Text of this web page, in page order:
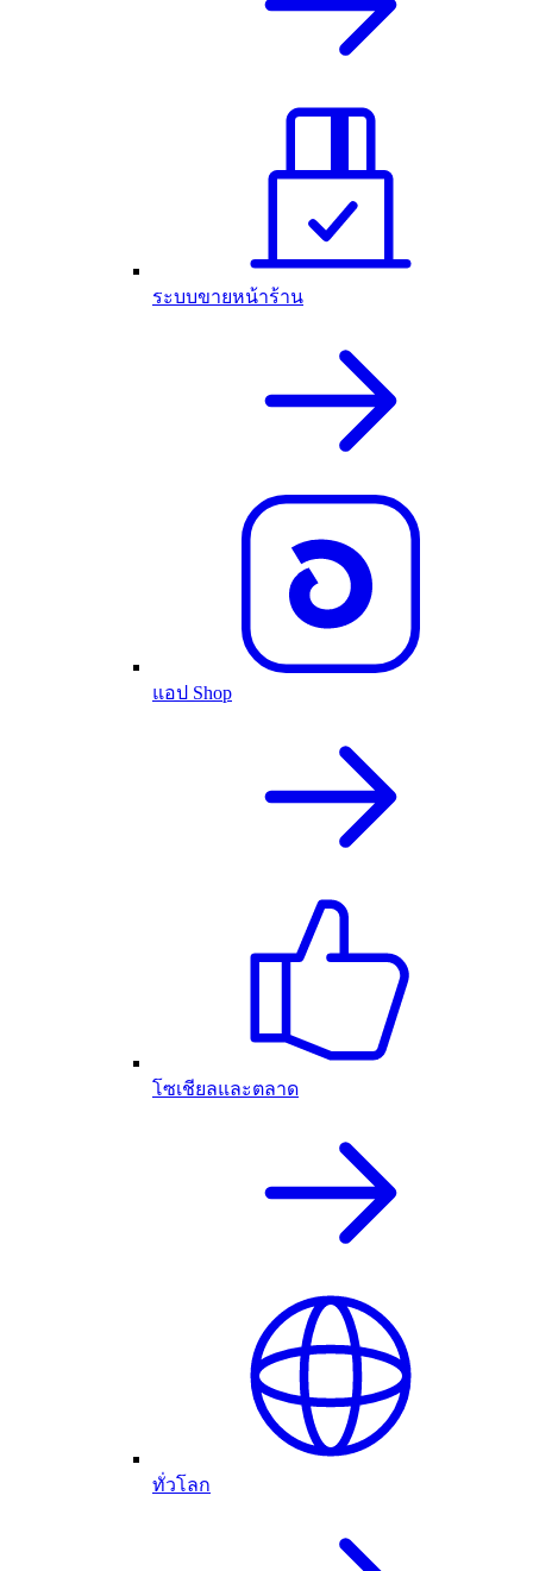
ระบบขายหน้าร้าน
แอป Shop
โซเชียลและตลาด
ทั่วโลก